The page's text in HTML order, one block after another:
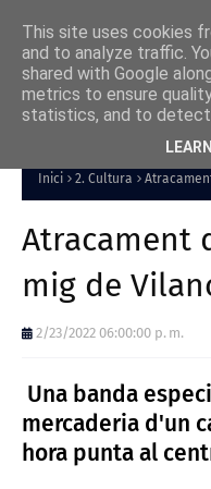
Inici 2. Cultura
Atracament
mig de
2/23/2022 06:00:00 p. m.
Una banda
mercaderia d'un
hora punta al
This site uses cookies
and to analyze traffic.
shared with Google
metrics to ensure
statistics, and to detect